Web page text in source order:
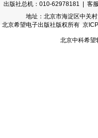
出版社总机：010-62978181 | 客
地址：北京市海淀区中关
北京希望电子出版社版权所有 京
北京中科希望